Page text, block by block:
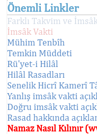
Önemli Linkler
Farklı Takvim ve
İmsâk Vakti
Mühim Tenbîh
Temkin Müddeti
Rü'yet-i Hilâl
Hilâl Rasadları
Senelik Hicrî Kamerî
Yanlış imsâk vakti
Doğru imsâk vakti
Rasad hakkında
Namaz Nasıl Kılınır